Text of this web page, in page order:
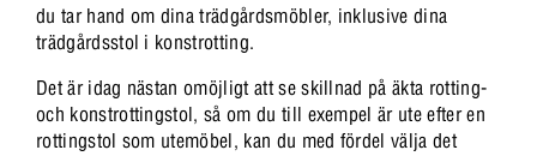
du tar hand om dina trädgårdsmöbler, inklusive dina
trädgårdsstol i konstrotting.
Det är idag nästan omöjligt att se skillnad på äkta rotting-
och konstrottingstol, så om du till exempel är ute efter en
rottingstol som utemöbel, kan du med fördel välja det